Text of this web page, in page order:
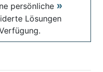
persönliche
Lösungen